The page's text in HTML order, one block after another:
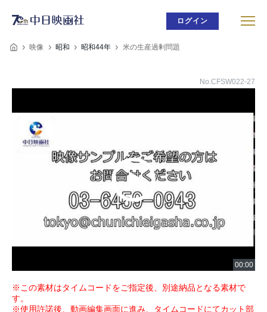
ログイン
映像 昭和 昭和44年 米の生産過剰問題
No.CFSW022-27
※この素材はタイムコードをご指定後、別途納品となる素材で
す。
※使用許諾後、動画編集画面に進み、タイムコードにてカット部